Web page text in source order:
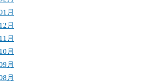
月
月
月
月
月
月